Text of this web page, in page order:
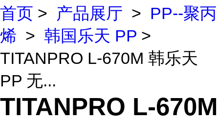
首页 > 产品展厅 > PP--聚丙
烯 > 韩国乐天 PP >
TITANPRO L-670M 韩乐天
PP 无...
TITANPRO L-670M